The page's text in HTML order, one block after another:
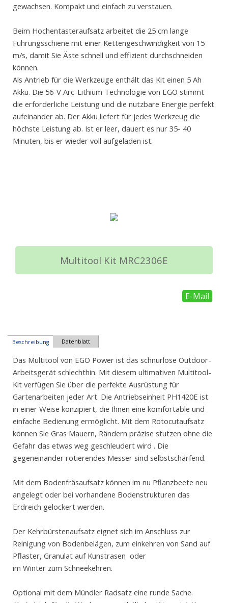
gewachsen. Kompakt und einfach zu verstauen.
Beim Hochentasteraufsatz arbeitet die 25 cm lange
Führungsschiene mit einer Kettengeschwindigkeit von 15
m/s, damit Sie Äste schnell und effizient durchschneiden
können.
Als Antrieb für die Werkzeuge enthält das Kit einen 5 Ah
Akku. Die 56-V Arc-Lithium Technologie von EGO stimmt
die erforderliche Leistung und die nutzbare Energie perfekt
aufeinander ab. Der Akku liefert für jedes Werkzeug die
höchste Leistung ab. Ist er leer, dauert es nur 35- 40
Minuten, bis er wieder voll aufgeladen ist.
Multitool Kit MRC2306E
E-Mail
Beschreibung Datenblatt
Das Multitool von EGO Power ist das schnurlose Outdoor-
Arbeitsgerät schlechthin. Mit diesem ultimativen Multitool-
Kit verfügen Sie über die perfekte Ausrüstung für
Gartenarbeiten jeder Art. Die Antriebseinheit PH1420E ist
in einer Weise konzipiert, die Ihnen eine komfortable und
einfache Bedienung ermöglicht. Mit dem Rotocutaufsatz
können Sie Gras Mauern, Rändern präzise stutzen ohne die
Gefahr das etwas weg geschleudert wird . Die
gegeneinander rotierendes Messer sind selbstschärfend.
Mit dem Bodenfräsaufsatz können im nu Pflanzbeete neu
angelegt oder bei vorhandene Bodenstrukturen das
Erdreich gelockert werden.
Der Kehrbürstenaufsatz eignet sich im Anschluss zur
Reinigung von Bodenbelägen, zum einkehren von Sand auf
Pflaster, Granulat auf Kunstrasen oder
im Winter zum Schneekehren.
Optional mit dem Mündler Radsatz eine runde Sache.